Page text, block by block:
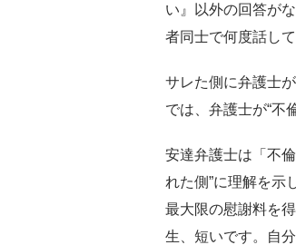
い』以外の回答が
者同士で何度話し
サレた側に弁護士
では、弁護士が“不
安達弁護士は「不
れた側”に理解を
最大限の慰謝料を
生、短いです。自